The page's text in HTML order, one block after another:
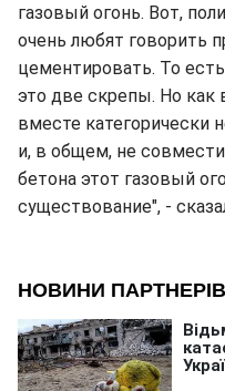
газовый огонь. Вот,
очень любят говорить
цементировать. То
это две скрепы. Но как
вместе категорически
и, в общем, не
бетона этот газовый
существование", -